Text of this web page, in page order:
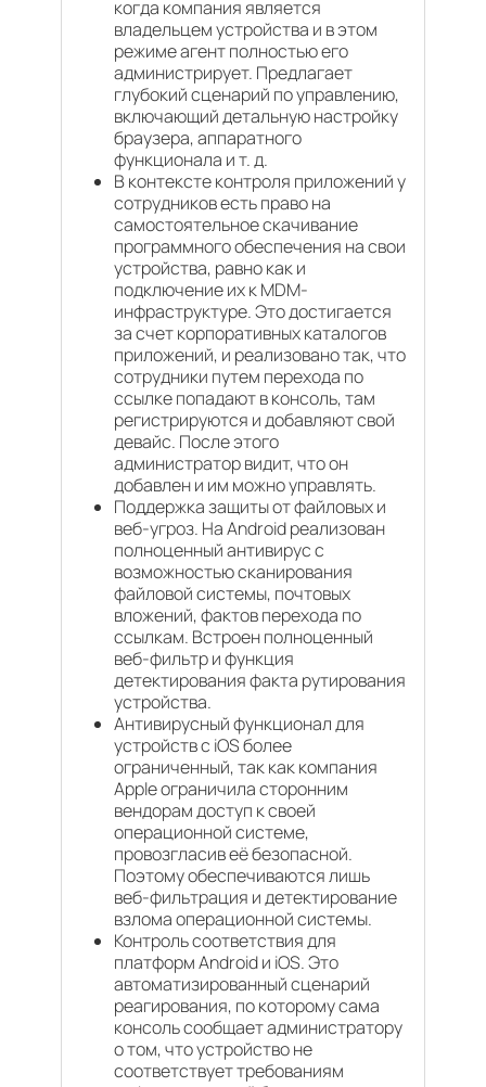
когда компания является
владельцем устройства и в этом
режиме агент полностью его
администрирует. Предлагает
глубокий сценарий по управлению,
включающий детальную настройку
браузера, аппаратного
функционала и т. д.
В контексте контроля приложений у
сотрудников есть право на
самостоятельное скачивание
программного обеспечения на свои
устройства, равно как и
подключение их к MDM-
инфраструктуре. Это достигается
за счет корпоративных каталогов
приложений, и реализовано так, что
сотрудники путем перехода по
ссылке попадают в консоль, там
регистрируются и добавляют свой
девайс. После этого
администратор видит, что он
добавлен и им можно управлять.
Поддержка защиты от файловых и
веб-угроз. На Android реализован
полноценный антивирус с
возможностью сканирования
файловой системы, почтовых
вложений, фактов перехода по
ссылкам. Встроен полноценный
веб-фильтр и функция
детектирования факта рутирования
устройства.
Антивирусный функционал для
устройств с iOS более
ограниченный, так как компания
Apple ограничила сторонним
вендорам доступ к своей
операционной системе,
провозгласив её безопасной.
Поэтому обеспечиваются лишь
веб-фильтрация и детектирование
взлома операционной системы.
Контроль соответствия для
платформ Android и iOS. Это
автоматизированный сценарий
реагирования, по которому сама
консоль сообщает администратору
о том, что устройство не
соответствует требованиям